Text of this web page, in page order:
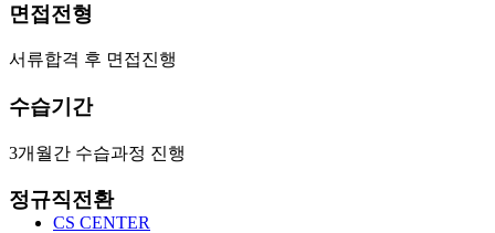
CS CENTER
면접전형
서류합격 후 면접진행
수습기간
3개월간 수습과정 진행
정규직전환